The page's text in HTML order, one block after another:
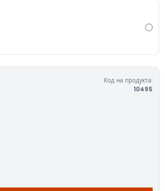
Код на продукта:
10495